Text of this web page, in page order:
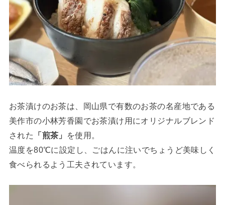
お茶漬けのお茶は、岡山県で有数のお茶の名産地である
美作市の小林芳香園でお茶漬け用にオリジナルブレンド
された
「煎茶」
を使用。
温度を80℃に設定し、ごはんに注いでちょうど美味しく
食べられるよう工夫されています。